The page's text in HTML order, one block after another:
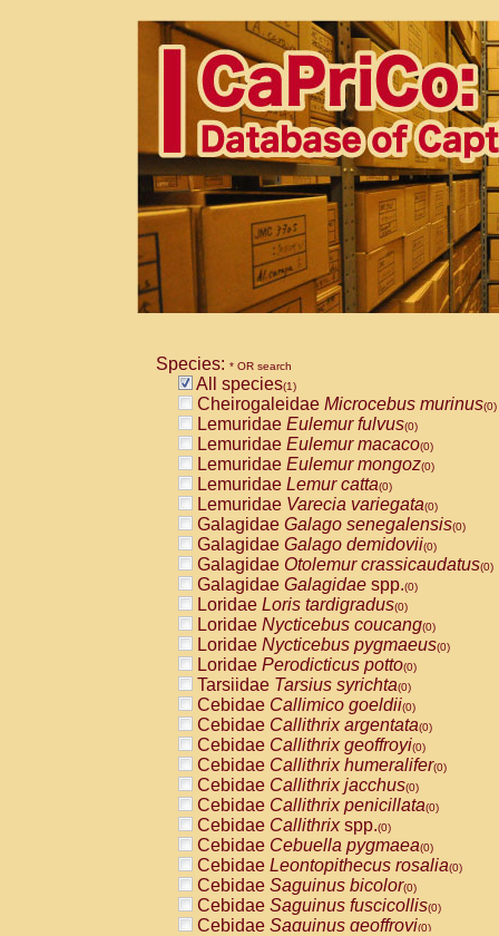
Species: * OR search
All species(1)
Cheirogaleidae Microcebus murinus(0)
Lemuridae Eulemur fulvus(0)
Lemuridae Eulemur macaco(0)
Lemuridae Eulemur mongoz(0)
Lemuridae Lemur catta(0)
Lemuridae Varecia variegata(0)
Galagidae Galago senegalensis(0)
Galagidae Galago demidovii(0)
Galagidae Otolemur crassicaudatus(0)
Galagidae Galagidae spp.(0)
Loridae Loris tardigradus(0)
Loridae Nycticebus coucang(0)
Loridae Nycticebus pygmaeus(0)
Loridae Perodicticus potto(0)
Tarsiidae Tarsius syrichta(0)
Cebidae Callimico goeldii(0)
Cebidae Callithrix argentata(0)
Cebidae Callithrix geoffroyi(0)
Cebidae Callithrix humeralifer(0)
Cebidae Callithrix jacchus(0)
Cebidae Callithrix penicillata(0)
Cebidae Callithrixspp.(0)
Cebidae Cebuella pygmaea(0)
Cebidae Leontopithecus rosalia(0)
Cebidae Saguinus bicolor(0)
Cebidae Saguinus fuscicollis(0)
Cebidae Saguinus geoffroyi(0)